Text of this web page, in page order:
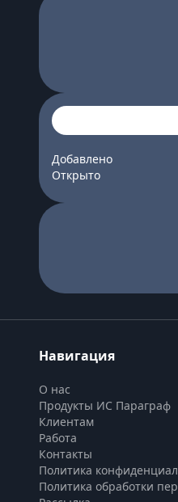
Добавлено
Открыто
Навигация
О нас
Продукты ИС Параграф
Клиентам
Работа
Контакты
Политика
Политика обработки